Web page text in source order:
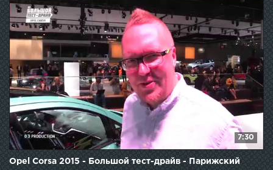
7:30
Opel Corsa 2015 - Большой тест-драйв - Парижский